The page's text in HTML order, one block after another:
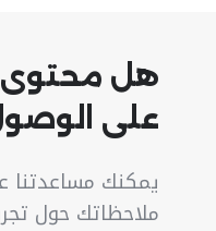
هل
على
يمكنك مساعدتنا
ملاحظاتك حول